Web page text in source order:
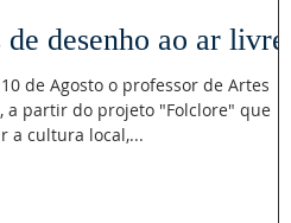
desenho ao ar livre
de Agosto o professor de Artes
a partir do projeto "Folclore" que
a cultura local,...